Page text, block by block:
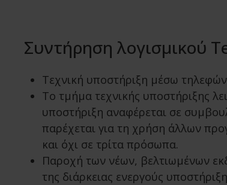
Συντήρηση λογισμικού
Τεχνική υποστήριξη μέσω
Το τμήμα τεχνικής υποστήριξης
υποστήριξη αναφέρεται σε
παρέχεται για τη χρήση άλλων
και όχι σε τρίτα πρόσωπα.
Παροχή των νέων, βελτιωμένων
της διάρκειας ενεργούς